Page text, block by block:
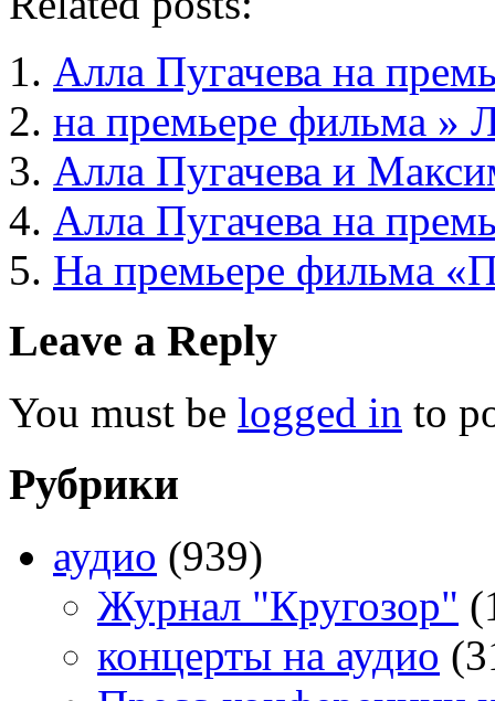
Алла Пугачева на
на премьере фильма »
Алла Пугачева и
Алла Пугачева на
На премьере фильма
Leave a Reply
You must be logged in to
Рубрики
аудио (939)
Журнал "Кругозор"
концерты на аудио